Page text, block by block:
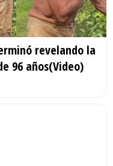
revelando la
96 años(Video)